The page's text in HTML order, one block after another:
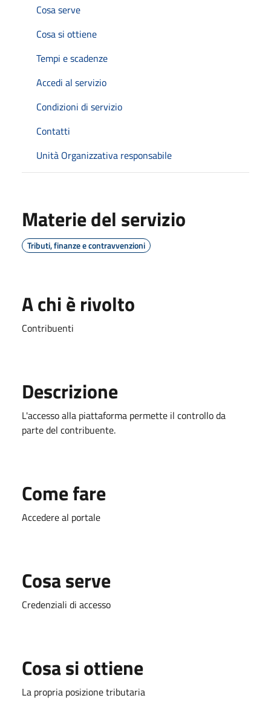
Cosa serve
Cosa si ottiene
Tempi e scadenze
Accedi al servizio
Condizioni di servizio
Contatti
Unità Organizzativa responsabile
Materie del servizio
Tributi, finanze e contravvenzioni
A chi è rivolto
Contribuenti
Descrizione
L'accesso alla piattaforma permette il controllo da
parte del contribuente.
Come fare
Accedere al portale
Cosa serve
Credenziali di accesso
Cosa si ottiene
La propria posizione tributaria